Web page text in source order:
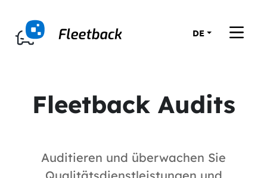
DE
Fleetback Audits
Auditieren und überwachen Sie